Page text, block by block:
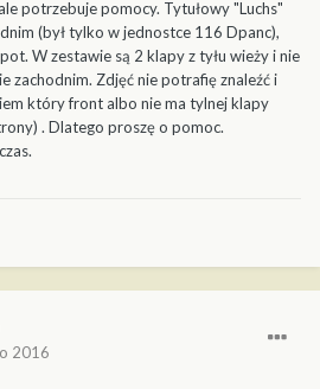
potrzebuje pomocy. Tytułowy "Luchs"
(był tylko w jednostce 116 Dpanc),
W zestawie są 2 klapy z tyłu wieży i nie
zachodnim. Zdjęć nie potrafię znaleźć i
który front albo nie ma tylnej klapy
. Dlatego proszę o pomoc.
2016